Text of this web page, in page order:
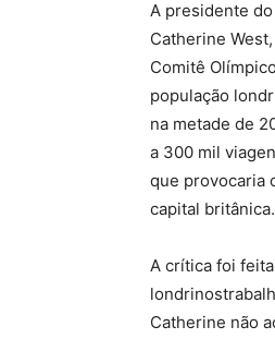
A presidente
Catherine
Comitê
população
na metade de
a 300 mil
que provocaria
capital britânica.
A crítica foi
Catherine não